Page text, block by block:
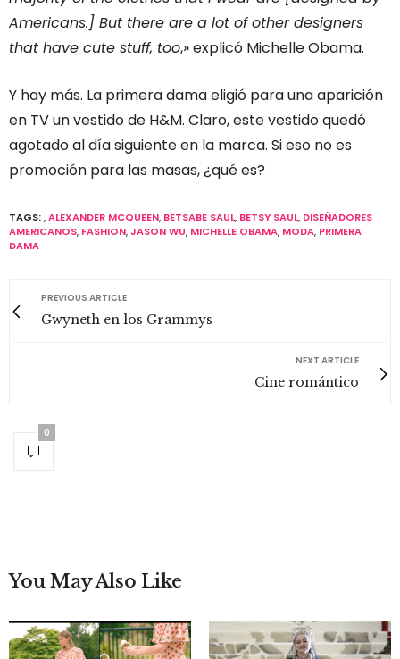
Americans.] But there are a lot of other designers
that have cute stuff, too,» explicó Michelle Obama.
Y hay más. La primera dama eligió para una aparición
en TV un vestido de H&M. Claro, este vestido quedó
agotado al día siguiente en la marca. Si eso no es
promoción para las masas, ¿qué es?
TAGS:,ALEXANDER MCQUEEN, BETSABE SAUL, BETSY SAUL, DISEÑADORES
AMERICANOS, FASHION,JASON WU, MICHELLE OBAMA, MODA, PRIMERA
DAMA
PREVIOUS ARTICLE
Gwyneth en los Grammys
NEXT ARTICLE
Cine romántico
0
You May Also Like